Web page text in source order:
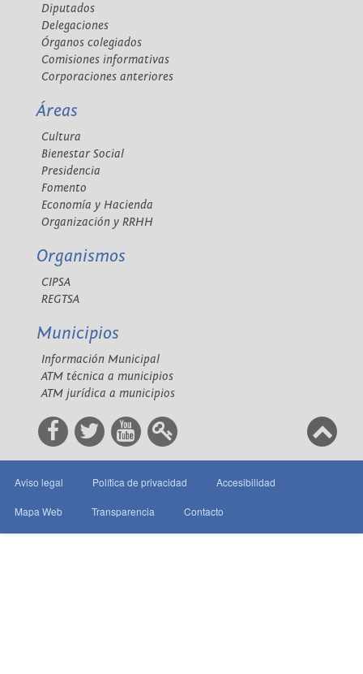
Diputados
Delegaciones
Órganos colegiados
Comisiones informativas
Corporaciones anteriores
Áreas
Cultura
Bienestar Social
Presidencia
Fomento
Economía y Hacienda
Organización y RRHH
Organismos
CIPSA
REGTSA
Municipios
Información Municipal
ATM técnica a municipios
ATM jurídica a municipios
Aviso legal Política de privacidad Accesibilidad
Mapa Web Transparencia Contacto